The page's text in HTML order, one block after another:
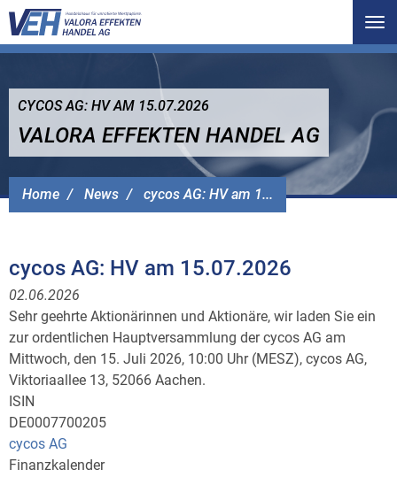
Home News cycos AG: HV am 1...
CYCOS AG: HV AM 15.07.2026
VALORA EFFEKTEN HANDEL AG
cycos AG: HV am 15.07.2026
02.06.2026
Sehr geehrte Aktionärinnen und Aktionäre, wir laden Sie ein
zur ordentlichen Hauptversammlung der cycos AG am
Mittwoch, den 15. Juli 2026, 10:00 Uhr (MESZ), cycos AG,
Viktoriaallee 13, 52066 Aachen.
ISIN
DE0007700205
cycos AG
Finanzkalender